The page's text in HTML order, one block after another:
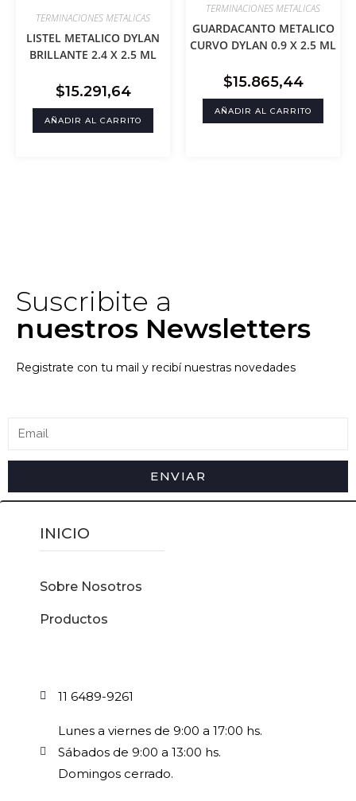
TERMINACIONES METALICAS
LISTEL METALICO DYLAN
BRILLANTE 2.4 X 2.5 ML
$15.291,64
AÑADIR AL CARRITO
TERMINACIONES METALICAS
GUARDACANTO METALICO
CURVO DYLAN 0.9 X 2.5 ML
$15.865,44
AÑADIR AL CARRITO
Suscribite a
nuestros Newsletters
Registrate con tu mail y recibí nuestras novedades
ENVIAR
INICIO
Sobre Nosotros
Productos
11 6489-9261
Lunes a viernes de 9:00 a 17:00 hs.
Sábados de 9:00 a 13:00 hs.
Domingos cerrado.